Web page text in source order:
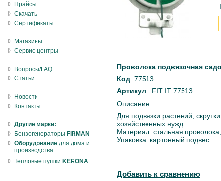
Проволока подвязочная
Код: 77513
Артикул: FIT IT 77513
Описание
Для подвязки растений,
хозяйственных нужд.
Материал: стальная
Упаковка: картонный подвес.
Добавить к сравнению
Прайсы
Скачать
Сертификаты
Магазины
Сервис-центры
Вопросы/FAQ
Статьи
Новости
Контакты
Другие марки:
Бензогенераторы FIRMAN
Оборудование для дома и
производства
Тепловые пушки KERONA